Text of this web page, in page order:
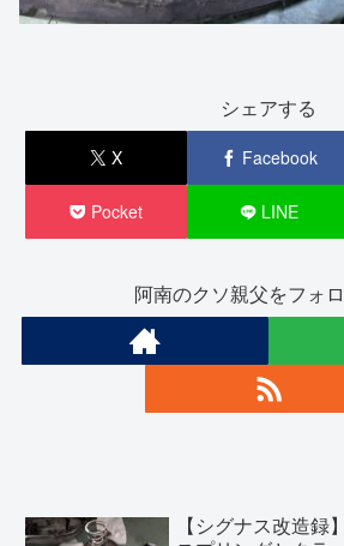
シェアする
X Facebook
Pocket LINE
阿南のクソ親父をフォ
【シグナス改造録